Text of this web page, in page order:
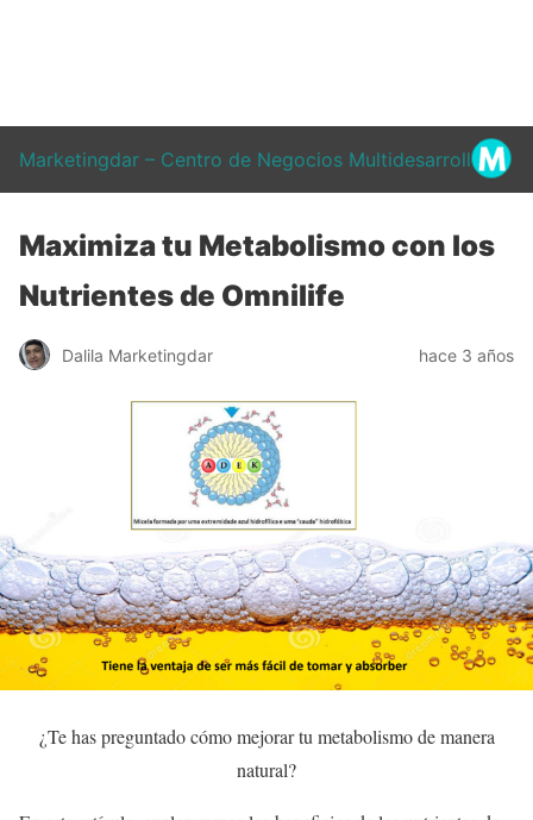
Marketingdar – Centro de Negocios Multidesarrollo
Maximiza tu Metabolismo con los
Nutrientes de Omnilife
Dalila Marketingdar hace 3 años
¿Te has preguntado cómo mejorar tu metabolismo de manera
natural?